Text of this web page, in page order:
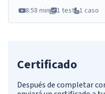
8:58 min 1 test 1 caso
Certificado
Después de completar